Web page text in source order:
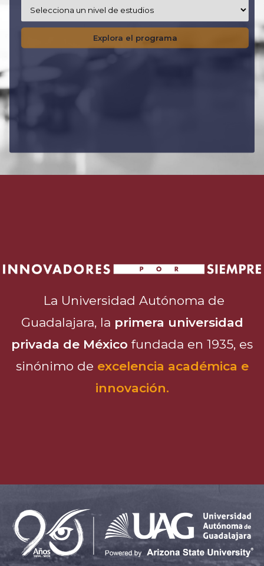
Explora el programa
La Universidad Autónoma de
Guadalajara, la primera universidad
privada de México fundada en 1935, es
sinónimo de excelencia académica e
innovación.